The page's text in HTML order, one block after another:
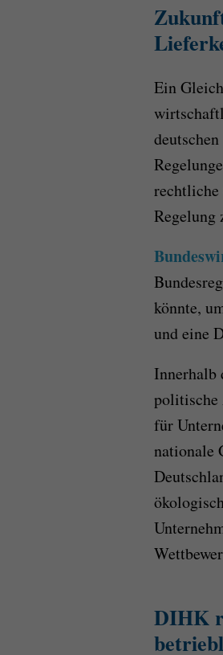
Ein
rechtliche
Regelung
könnte,
und eine
Innerhalb
politische
für
nationale
DIHK